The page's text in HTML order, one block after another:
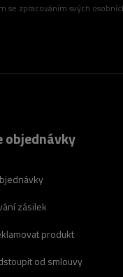
svých osobních údajů obsažených v
objednávky
zásilek
produkt
od smlouvy